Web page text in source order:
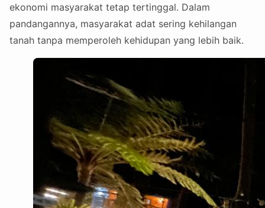
ekonomi masyarakat tetap tertinggal. Dalam
pandangannya, masyarakat adat sering kehilangan
tanah tanpa memperoleh kehidupan yang lebih baik.